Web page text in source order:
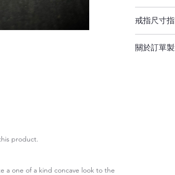
product.
a one of a kind concave look to the
戒指尺寸
此建議如戒
關於訂單